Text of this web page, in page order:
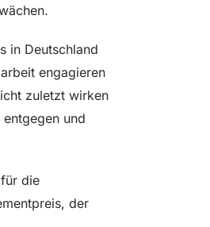
in Deutschland
engagieren
zuletzt wirken
und
die
der